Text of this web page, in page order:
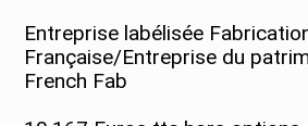
Entreprise labélisée
Française/Entreprise du
French Fab